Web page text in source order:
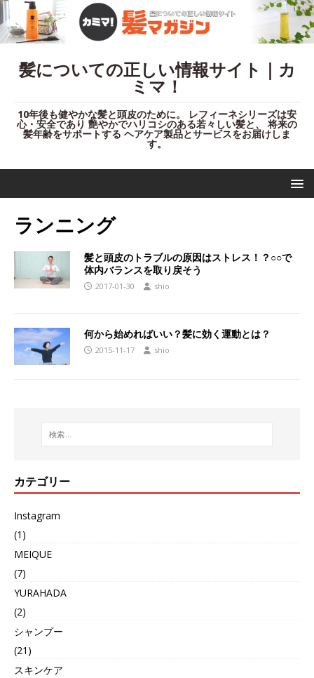
髪についての正しい情報サイト｜カ
ミマ！
10年後も健やかな髪と頭皮のために。 レフィーネシリーズは安
心・安全であり 艶やかでハリコシのある若々しい髪と、 将来の
髪年齢をサポートする ヘアケア製品とサービスをお届けしま
す。
ランニング
髪と頭皮のトラブルの原因はストレス！？○○で
体内バランスを取り戻そう
2017-01-30 shio
何から始めればいい？髪に効く運動とは？
2015-11-17 shio
カテゴリー
Instagram
(1)
MEIQUE
(7)
YURAHADA
(2)
シャンプー
(21)
スキンケア